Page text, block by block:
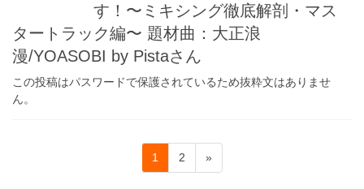
す！〜ミキシング徹底解剖・マス
タートラック編〜 題材曲：大正浪
漫/YOASOBI by Pistaさん
この投稿はパスワードで保護されているため抜粋文はありませ
ん。
固
定
1
固
定
2 »